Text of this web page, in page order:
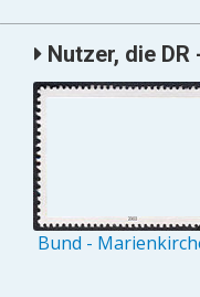
Nutzer, die DR
Bund -